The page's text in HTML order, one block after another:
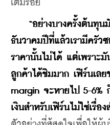
เต็มร้อย
“อย่างบางครั้งต้นทุน
ธันวาคมปีที่แล้วเรามีครัว
ราคานั้นไม่ได้ แต่เพราะ
ลูกค้าได้ชิมมาก เฟิร์นเล
margin จะหายไป 5-6%
เงินสำหรับเฟิร์นไม่ใช่เรื่อ